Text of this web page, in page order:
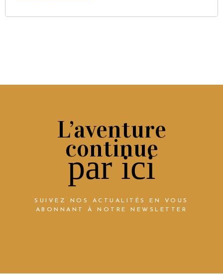
L’aventure
continue
par ici
SUIVEZ NOS ACTUALITÉS EN VOUS
ABONNANT À NOTRE NEWSLETTER